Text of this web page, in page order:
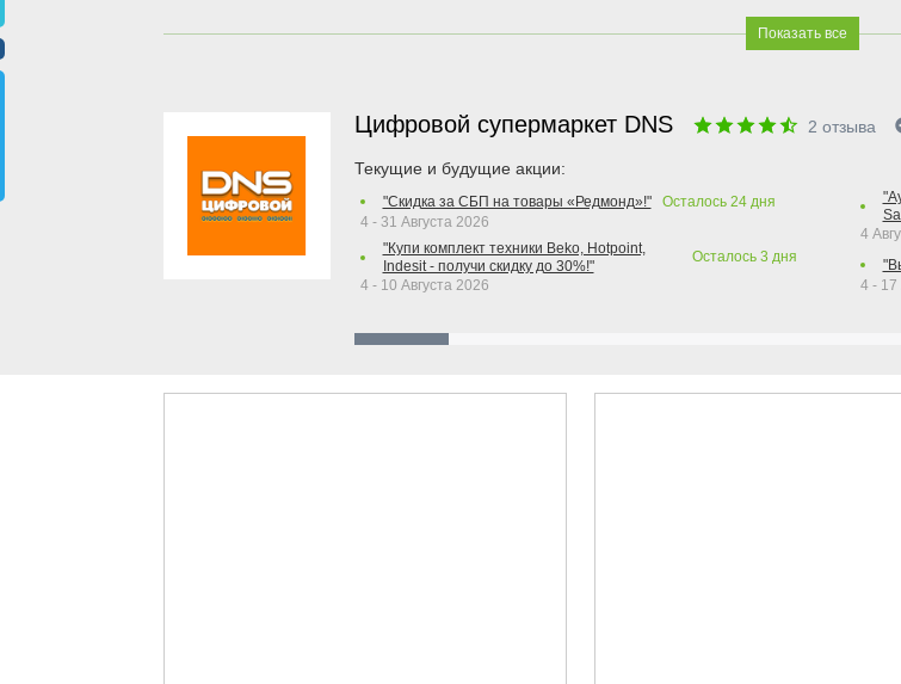
Показать все
Цифровой супермаркет DNS 2 отзыва
Текущие и будущие акции:
"Скидка за СБП на товары «Редмонд»!" Осталось 24дня
4 - 31 Августа 2026
"Купи комплект техники Beko, Hotpoint,
Indesit - получи скидку до 30%!"
Осталось 3 дня
4 - 10 Августа 2026
4
4 - 17